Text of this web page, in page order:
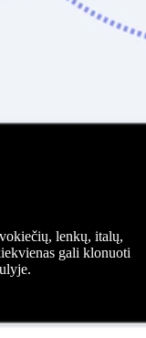
lenkų, italų,
gali klonuoti